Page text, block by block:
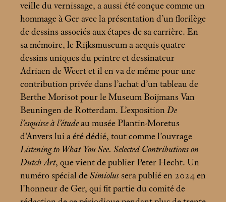
veille du vernissage, a aussi été conçue comme un
hommage à Ger avec la présentation d’un florilège
de dessins associés aux étapes de sa carrière. En
sa mémoire, le Rijksmuseum a acquis quatre
dessins uniques du peintre et dessinateur
Adriaen de Weert et il en va de même pour une
contribution privée dans l’achat d’un tableau de
Berthe Morisot pour le Museum Boijmans Van
Beuningen de Rotterdam. L’exposition De
l’esquisse à l’étude au musée Plantin-Moretus
d’Anvers lui a été dédié, tout comme l’ouvrage
Listening to What You See. Selected Contributions on
Dutch Art, que vient de publier Peter Hecht. Un
numéro spécial de Simiolus sera publié en 2024 en
l’honneur de Ger, qui fit partie du comité de